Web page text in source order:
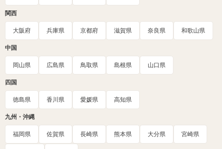
関西
大阪府 兵庫県 京都府 滋賀県 奈良県 和歌山県
中国
岡山県 広島県 鳥取県 島根県 山口県
四国
徳島県 香川県 愛媛県 高知県
九州・沖縄
福岡県 佐賀県 長崎県 熊本県 大分県 宮崎県